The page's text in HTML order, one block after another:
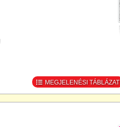
MEGJELENÉSI TÁBLÁZAT